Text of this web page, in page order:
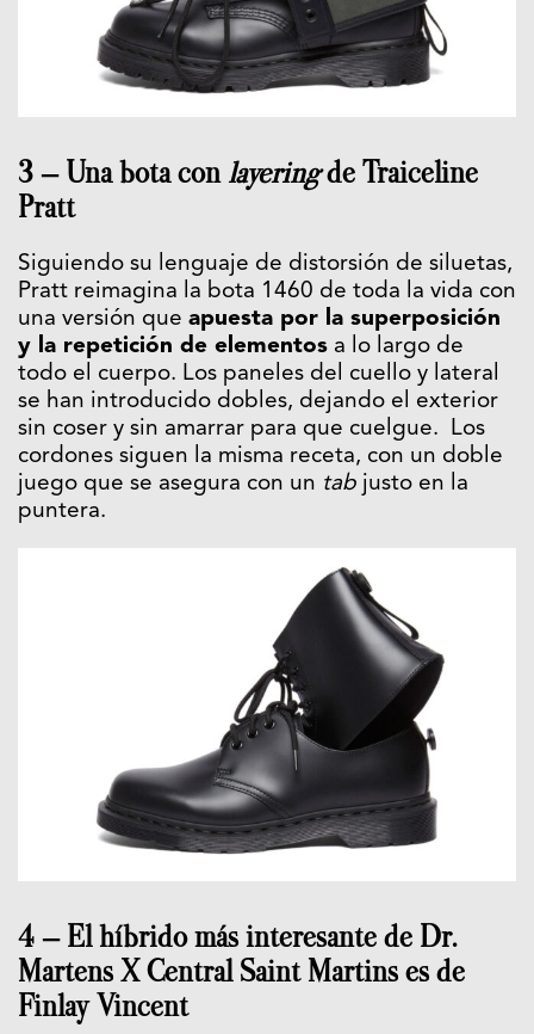
3 – Una bota con layeringde Traiceline
Pratt
Siguiendo su lenguaje de distorsión de siluetas,
Pratt reimagina la bota 1460 de toda la vida con
una versión que apuesta por la superposición
y la repetición de elementos a lo largo de
todo el cuerpo. Los paneles del cuello y lateral
se han introducido dobles, dejando el exterior
sin coser y sin amarrar para que cuelgue. Los
cordones siguen la misma receta, con un doble
juego que se asegura con un tab justo en la
puntera.
4 – El híbrido más interesante de Dr.
Martens X Central Saint Martins es de
Finlay Vincent